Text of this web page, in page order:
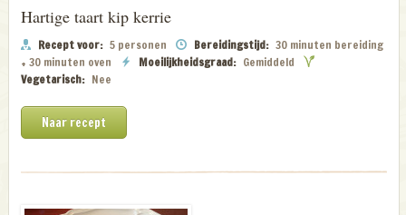
Hartige taart kip kerrie
Recept voor: 5 personen Bereidingstijd: 30 minuten bereiding
+ 30 minuten oven
Moeilijkheidsgraad: Gemiddeld
Vegetarisch: Nee
Naar recept